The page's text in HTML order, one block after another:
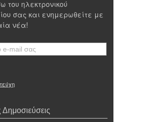
του ηλεκτρονικού
σας και ενημερωθείτε με
νέα!